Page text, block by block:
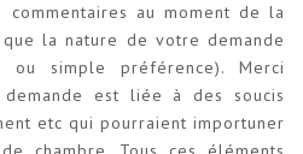
au moment de la
la nature de votre demande
ou simple préférence). Merci
est liée à des soucis
etc qui pourraient importuner